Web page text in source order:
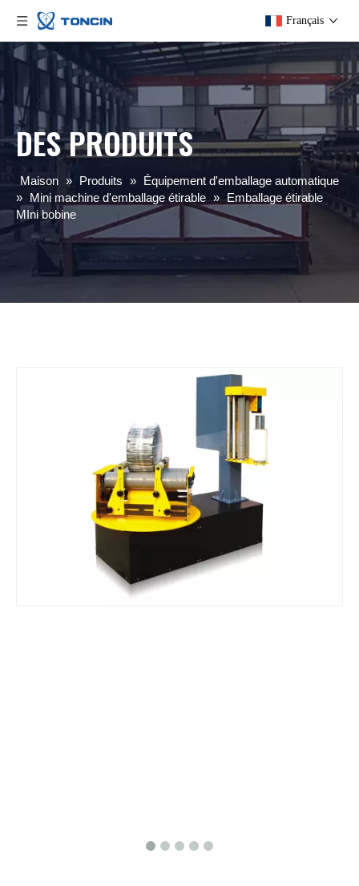
Français
DES PRODUITS
Maison » Produits » Équipement d'emballage automatique
» Mini machine d'emballage étirable » Emballage étirable
MIni bobine